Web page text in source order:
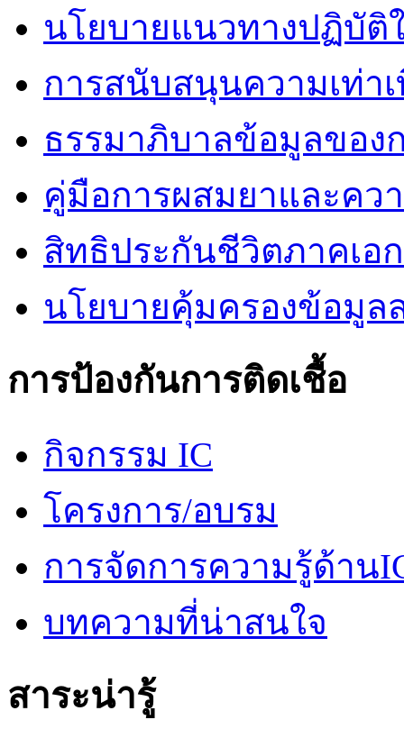
นโยบายแนวทางปฏิบัติ
การสนับสนุนความเท่า
ธรรมาภิบาลข้อมูลของ
คู่มือการผสมยาและคว
สิทธิประกันชีวิตภาคเอ
นโยบายคุ้มครองข้อมูล
การป้องกันการติดเชื้อ
กิจกรรม IC
โครงการ/อบรม
การจัดการความรู้ด้าน
บทความที่น่าสนใจ
สาระน่ารู้